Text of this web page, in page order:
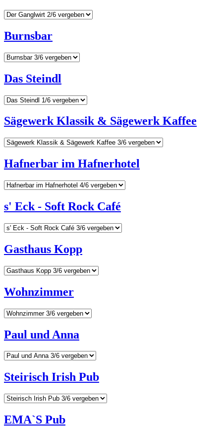
Burnsbar
Das Steindl
Sägewerk Klassik & Sägewerk Kaffee
Hafnerbar im Hafnerhotel
s' Eck - Soft Rock Café
Gasthaus Kopp
Wohnzimmer
Paul und Anna
Steirisch Irish Pub
EMA`S Pub